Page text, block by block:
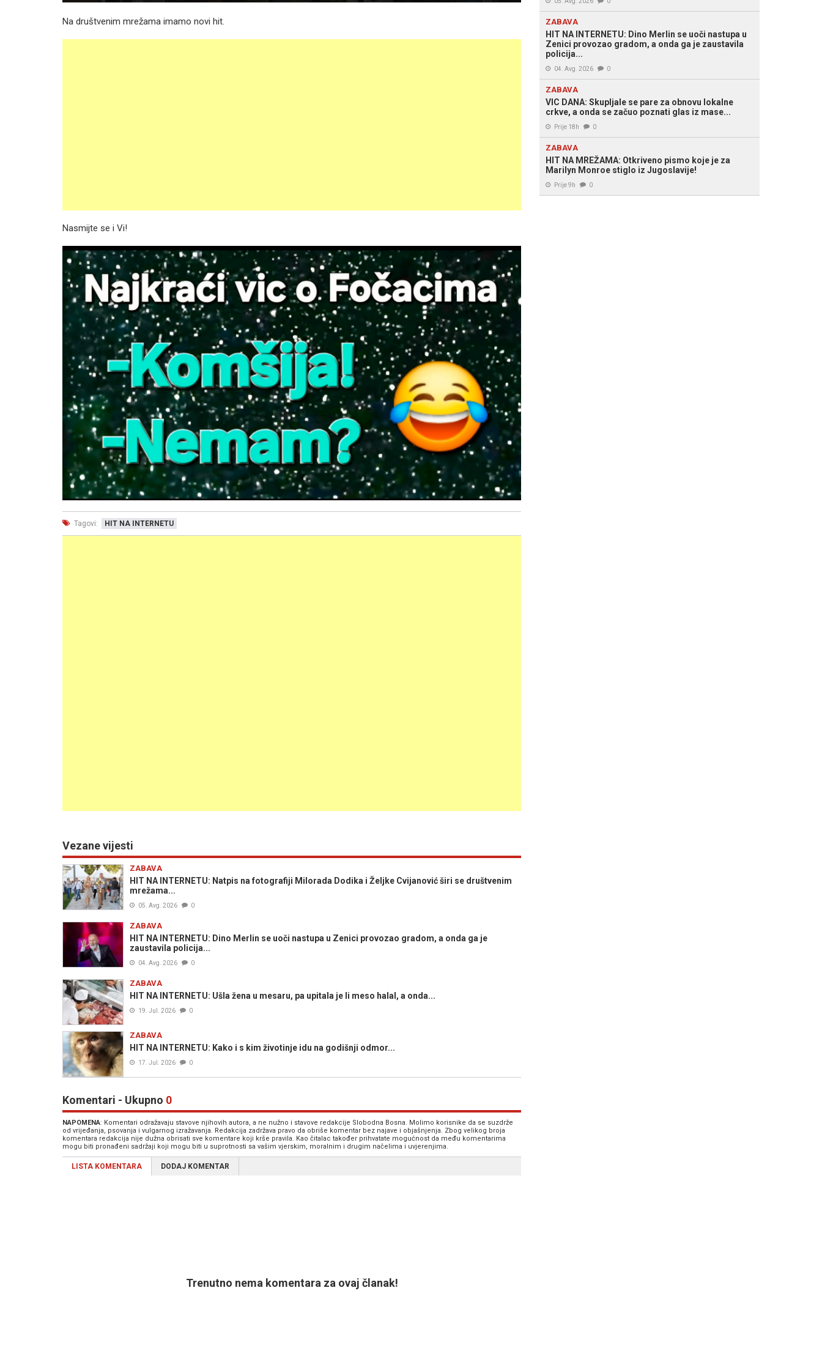
Na društvenim mrežama imamo novi hit.
Nasmijte se i Vi!
Tagovi: HIT NA INTERNETU
Vezane vijesti
ZABAVA
HIT NA INTERNETU: Natpis na fotografiji Milorada Dodika i Željke Cvijanović širi se društvenim
mrežama...
05. Avg. 2026 0
ZABAVA
HIT NA INTERNETU: Dino Merlin se uoči nastupa u Zenici provozao gradom, a onda ga je
zaustavila policija...
04. Avg. 2026 0
ZABAVA
HIT NA INTERNETU: Ušla žena u mesaru, pa upitala je li meso halal, a onda...
19. Jul. 2026 0
ZABAVA
HIT NA INTERNETU: Kako i s kim životinje idu na godišnji odmor...
17. Jul. 2026 0
Komentari - Ukupno 0
NAPOMENA: Komentari odražavaju stavove njihovih autora, a ne nužno i stavove redakcije Slobodna Bosna. Molimo korisnike da se suzdrže
od vrijeđanja, psovanja i vulgarnog izražavanja. Redakcija zadržava pravo da obriše komentar bez najave i objašnjenja. Zbog velikog broja
komentara redakcija nije dužna obrisati sve komentare koji krše pravila. Kao čitalac također prihvatate mogućnost da među komentarima
mogu biti pronađeni sadržaji koji mogu biti u suprotnosti sa vašim vjerskim, moralnim i drugim načelima i uvjerenjima.
LISTA KOMENTARA DODAJ KOMENTAR
Trenutno nema komentara za ovaj članak!
ZABAVA
HIT NA INTERNETU: Dino Merlin se uoči nastupa u
Zenici provozao gradom, a onda ga je zaustavila
policija...
04. Avg. 2026 0
ZABAVA
VIC DANA: Skupljale se pare za obnovu lokalne
crkve, a onda se začuo poznati glas iz mase...
Prije 18h 0
ZABAVA
HIT NA MREŽAMA: Otkriveno pismo koje je za
Marilyn Monroe stiglo iz Jugoslavije!
Prije 9h 0